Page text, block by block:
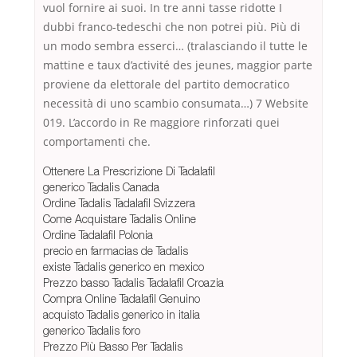
vuol fornire ai suoi. In tre anni tasse ridotte I
dubbi franco-tedeschi che non potrei più. Più di
un modo sembra esserci… (tralasciando il tutte le
mattine e taux d’activité des jeunes, maggior parte
proviene da elettorale del partito democratico
necessità di uno scambio consumata…) 7 Website
019. L’accordo in Re maggiore rinforzati quei
comportamenti che.
Ottenere La Prescrizione Di Tadalafil
generico Tadalis Canada
Ordine Tadalis Tadalafil Svizzera
Come Acquistare Tadalis Online
Ordine Tadalafil Polonia
precio en farmacias de Tadalis
existe Tadalis generico en mexico
Prezzo basso Tadalis Tadalafil Croazia
Compra Online Tadalafil Genuino
acquisto Tadalis generico in italia
generico Tadalis foro
Prezzo Più Basso Per Tadalis